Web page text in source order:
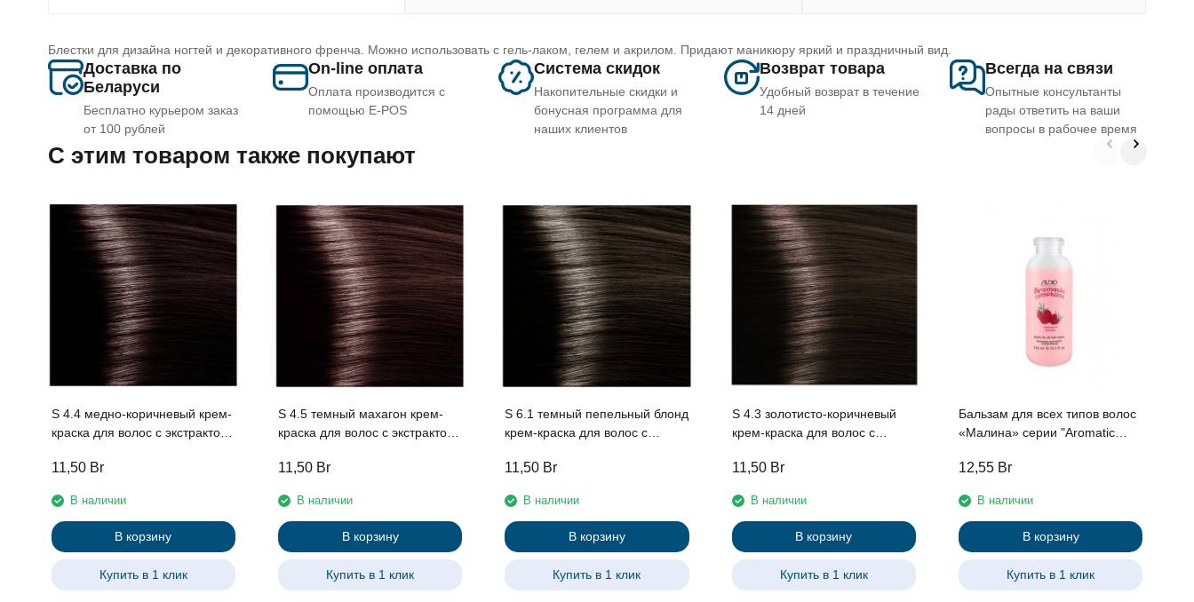
Блестки для дизайна ногтей и декоративного френча. Можно использовать с гель-лаком, гелем и акрилом. Придают маникюру яркий и праздничный вид.
Доставка по
Беларуси
Бесплатно курьером заказ
от 100 рублей
On-line оплата
Оплата производится с
помощью E-POS
Система скидок
Накопительные скидки и
бонусная программа для
наших клиентов
Возврат товара
Удобный возврат в течение
14 дней
Всегда на связи
Опытные консультанты
рады ответить на ваши
вопросы в рабочее время
C этим товаром также покупают
S 4.4 медно-коричневый крем-
краска для волос с экстрактом
протеинами линии Studio
11,50 Br
В наличии
В корзину
Купить в 1 клик
S 4.5 темный махагон крем-
краска для волос с экстрактом
протеинами линии Studio
11,50 Br
В наличии
В корзину
Купить в 1 клик
S 6.1 темный пепельный блонд
крем-краска для волос с
рисовыми протеинами линии
11,50 Br
В наличии
В корзину
Купить в 1 клик
S 4.3 золотисто-коричневый
крем-краска для волос с
рисовыми протеинами линии
11,50 Br
В наличии
В корзину
Купить в 1 клик
Бальзам для всех типов волос
«Малина» серии "Aromatic
Professional 350 мл.
12,55 Br
В наличии
В корзину
Купить в 1 клик